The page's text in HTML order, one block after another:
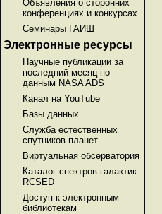
Объявления о сторонних
конференциях и конкурсах
Семинары ГАИШ
Электронные ресурсы
Научные публикации за
последний месяц по
данным NASA ADS
Канал на YouTube
Базы данных
Служба естественных
спутников планет
Виртуальная обсерватория
Каталог спектров галактик
RCSED
Доступ к электронным
библиотекам